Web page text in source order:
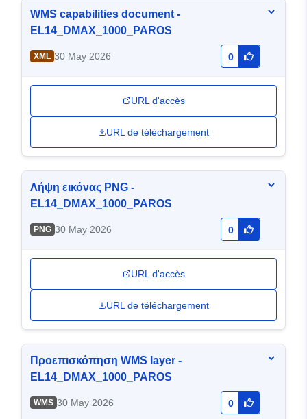
WMS capabilities document -
EL14_DMAX_1000_PAROS
XML 30 May 2026 0
URL d'accès
URL de téléchargement
Λήψη εικόνας PNG -
EL14_DMAX_1000_PAROS
PNG 30 May 2026 0
URL d'accès
URL de téléchargement
Προεπισκόπηση WMS layer -
EL14_DMAX_1000_PAROS
WMS 30 May 2026 0